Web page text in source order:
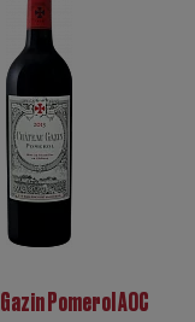
Pomerol AOC